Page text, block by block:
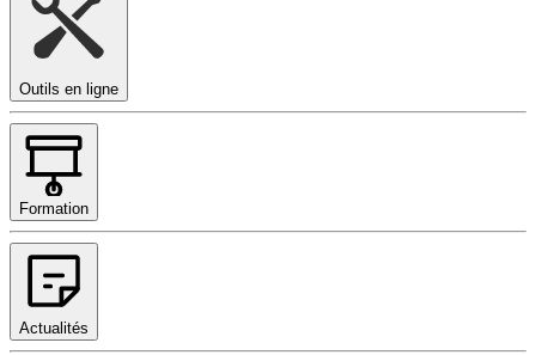
Outils en ligne
Formation
Actualités